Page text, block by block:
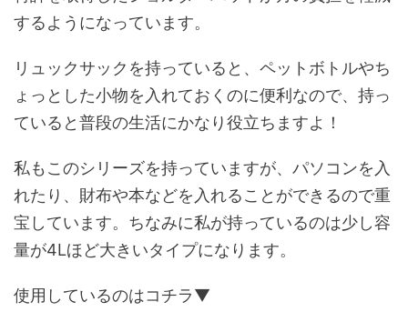
するようになっています。
リュックサックを持っていると、ペットボトルやち
ょっとした小物を入れておくのに便利なので、持っ
ていると普段の生活にかなり役立ちますよ！
私もこのシリーズを持っていますが、パソコンを入
れたり、財布や本などを入れることができるので重
宝しています。ちなみに私が持っているのは少し容
量が4Lほど大きいタイプになります。
使用しているのはコチラ▼